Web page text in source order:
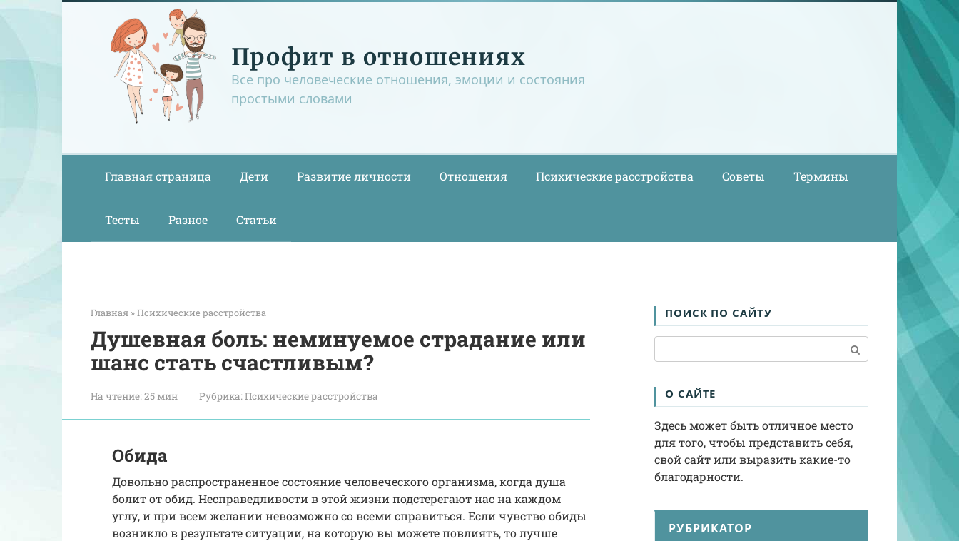
Перейти
Профит в отношениях
Все про человеческие отношения, эмоции и состояния
простыми словами
Главная страница Дети Развитие личности Отношения Психические расстройства Советы Термины
Тесты Разное Статьи
Главная »Психические расстройства
Душевная боль: неминуемое страдание или
шанс стать счастливым?
На чтение:25 мин Рубрика:Психические расстройства
Обида
Довольно распространенное состояние человеческого организма, когда душа
болит от обид. Несправедливости в этой жизни подстерегают нас на каждом
углу, и при всем желании невозможно со всеми справиться. Если чувство обиды
возникло в результате ситуации, на которую вы можете повлиять, то лучше
ПОИСК ПО САЙТУ
О САЙТЕ
Здесь может быть отличное место
для того, чтобы представить себя,
свой сайт или выразить какие-то
благодарности.
РУБРИКАТОР